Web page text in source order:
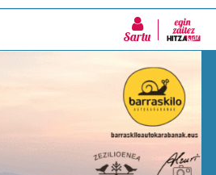
Sartu